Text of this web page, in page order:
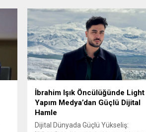
İbrahim Işık Öncülüğünde Light
Yapım Medya’dan Güçlü Dijital
Hamle
Dijital Dünyada Güçlü Yükseliş: